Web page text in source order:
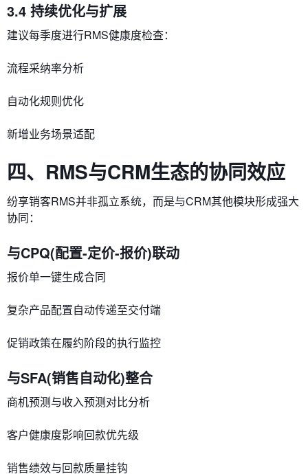
3.4 持续优化与扩展
建议每季度进行​​RMS健康度检查​​：
流程采纳率分析
自动化规则优化
新增业务场景适配
四、RMS与CRM生态的协同效应
纷享销客RMS并非孤立系统，而是与CRM其他模块形成强大
协同：
​与CPQ(配置-定价-报价)联动​
报价单一键生成合同
复杂产品配置自动传递至交付端
促销政策在履约阶段的执行监控
​与SFA(销售自动化)整合​
商机预测与收入预测对比分析
客户健康度影响回款优先级
销售绩效与回款质量挂钩